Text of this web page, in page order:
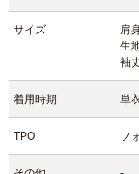
サイズ
肩
生
袖
着用時期 単
TPO フ